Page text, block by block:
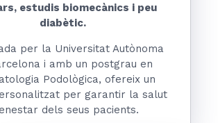
estudis biomecànics i peu
diabètic.
per la Universitat Autònoma
i amb un postgrau en
Podològica, ofereix un
per garantir la salut
dels seus pacients.